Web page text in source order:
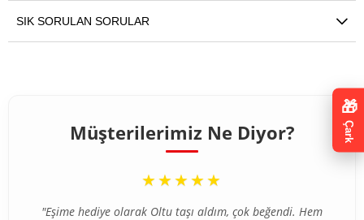
SIK SORULAN SORULAR
Müşterilerimiz Ne Diyor?
“
★★★★★
"Eşime hediye olarak Oltu taşı aldım, çok beğendi. Hem
🎁
Çark